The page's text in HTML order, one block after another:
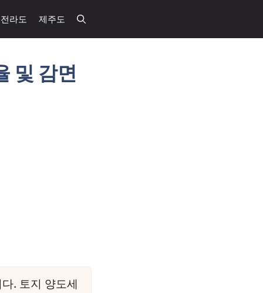
전라도 제주도
및 감면
. 토지 양도세